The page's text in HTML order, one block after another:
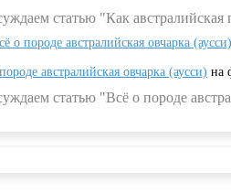
статью "Как
о породе австралийская овчарка (аусси)
австралийская овчарка (аусси) на
статью "Всё о породе